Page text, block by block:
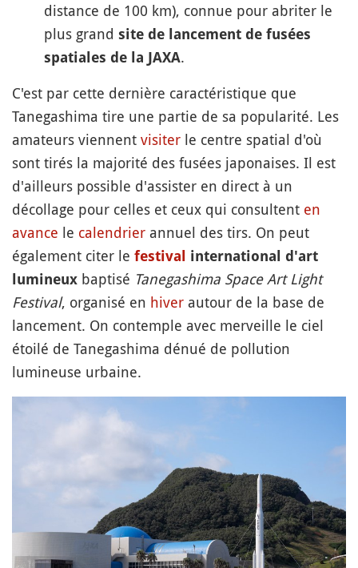
distance de 100 km), connue pour abriter le
plus grand site de lancement de fusées
spatiales de la JAXA.
C'est par cette dernière caractéristique que
Tanegashima tire une partie de sa popularité. Les
amateurs viennent visiter le centre spatial d'où
sont tirés la majorité des fusées japonaises. Il est
d'ailleurs possible d'assister en direct à un
décollage pour celles et ceux qui consultent en
avance le calendrier annuel des tirs. On peut
également citer le festival
international d'art
lumineux baptisé Tanegashima Space Art Light
Festival, organisé en hiver autour de la base de
lancement. On contemple avec merveille le ciel
étoilé de Tanegashima dénué de pollution
lumineuse urbaine.